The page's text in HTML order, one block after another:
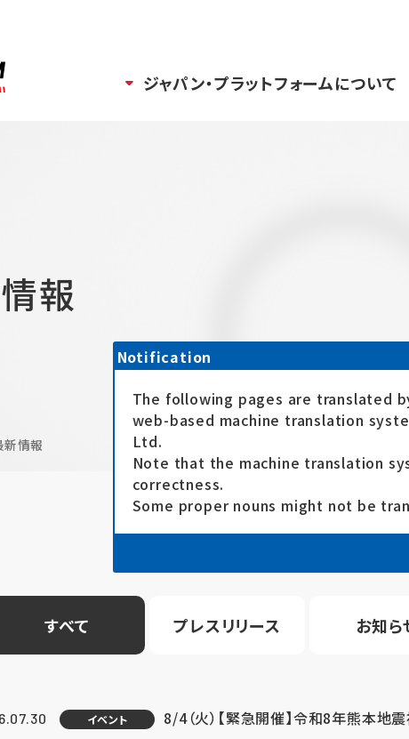
ジャパン・プラットフォームについて
報
新情報
すべて プレスリリース お知ら
イベント 8/4（火）【緊急開催】令和8年熊本地
Notification
The following pages are translated
web-based machine translation
Ltd.
Note that the machine translation
correctness.
Some proper nouns might not be